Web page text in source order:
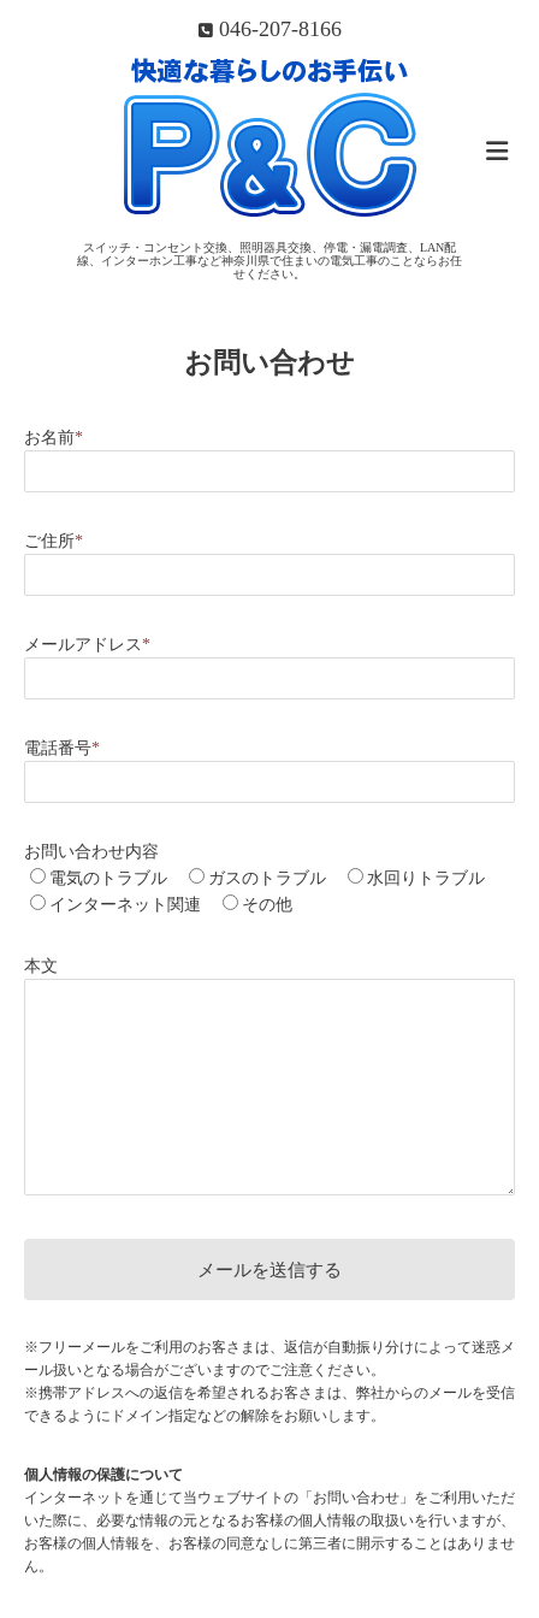
046-207-8166
スイッチ・コンセント交換、照明器具交換、停電・漏電調査、LAN配
線、インターホン工事など神奈川県で住まいの電気工事のことならお任
せください。
お問い合わせ
お名前*
ご住所*
メールアドレス*
電話番号*
お問い合わせ内容
電気のトラブル
ガスのトラブル
水回りトラブル
インターネット関連
その他
本文
※フリーメールをご利用のお客さまは、返信が自動振り分けによって迷惑メ
ール扱いとなる場合がございますのでご注意ください。
※携帯アドレスへの返信を希望されるお客さまは、弊社からのメールを受信
できるようにドメイン指定などの解除をお願いします。
個人情報の保護について
インターネットを通じて当ウェブサイトの「お問い合わせ」をご利用いただ
いた際に、必要な情報の元となるお客様の個人情報の取扱いを行いますが、
お客様の個人情報を、お客様の同意なしに第三者に開示することはありませ
ん。